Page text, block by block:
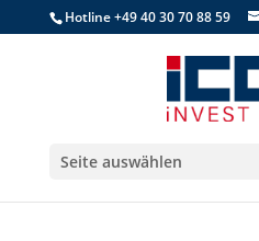
Hotline +49 40 30 70 88 59
Seite auswählen